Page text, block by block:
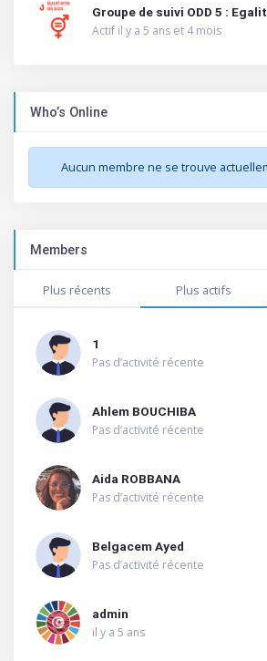
Groupe de suivi ODD 5 :
Actif il y a 5 ans et 4 mois
Who’s Online
Aucun membre ne se trouve
Members
Plus récents Plus actifs
1
Pas d’activité récente
Ahlem BOUCHIBA
Pas d’activité récente
Aida ROBBANA
Pas d’activité récente
Belgacem Ayed
Pas d’activité récente
admin
il y a 5 ans